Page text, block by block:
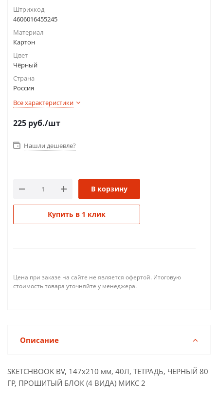
Штрихкод
4606016455245
Материал
Картон
Цвет
Чёрный
Страна
Россия
Все характеристики
225 руб./шт
Нашли дешевле?
В корзину
Купить в 1 клик
Цена при заказе на сайте не является офертой. Итоговую
стоимость товара уточняйте у менеджера.
Описание
SKETCHBOOK BV, 147х210 мм, 40Л, ТЕТРАДЬ, ЧЕРНЫЙ 80
ГР, ПРОШИТЫЙ БЛОК (4 ВИДА) МИКС 2